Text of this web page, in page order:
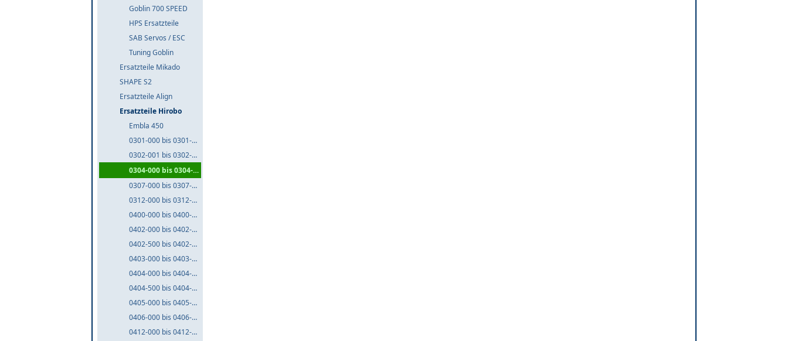
Goblin 700 SPEED
HPS Ersatzteile
SAB Servos / ESC
Tuning Goblin
Ersatzteile Mikado
SHAPE S2
Ersatzteile Align
Ersatzteile Hirobo
Embla 450
0301-000 bis 0301-999
0302-001 bis 0302-999
0304-000 bis 0304-999
0307-000 bis 0307-999
0312-000 bis 0312-999
0400-000 bis 0400-999
0402-000 bis 0402-499
0402-500 bis 0402-999
0403-000 bis 0403-999
0404-000 bis 0404-499
0404-500 bis 0404-999
0405-000 bis 0405-999
0406-000 bis 0406-999
0412-000 bis 0412-999